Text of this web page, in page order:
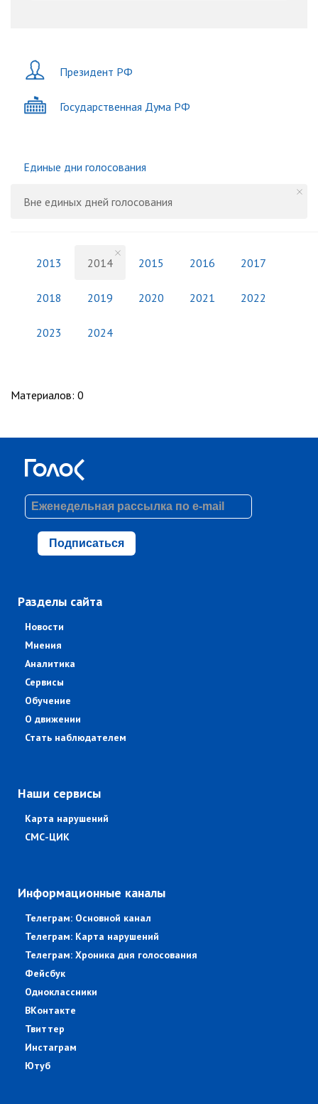
Президент РФ
Государственная Дума РФ
Единые дни голосования
Вне единых дней голосования
2013 2014 2015 2016 2017
2018 2019 2020 2021 2022
2023 2024
Материалов: 0
Подписаться
Разделы сайта
Новости
Мнения
Аналитика
Сервисы
Обучение
О движении
Стать наблюдателем
Наши сервисы
Карта нарушений
СМС-ЦИК
Информационные каналы
Телеграм: Основной канал
Телеграм: Карта нарушений
Телеграм: Хроника дня голосования
Фейсбук
Одноклассники
ВКонтакте
Твиттер
Инстаграм
Ютуб